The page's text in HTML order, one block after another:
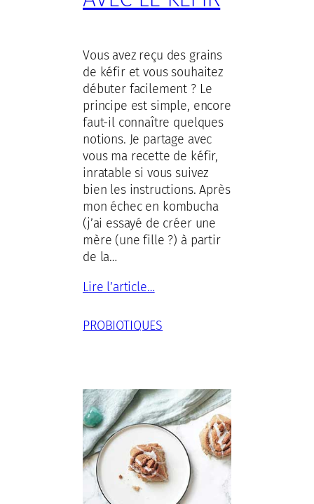
Vous avez reçu des grains
de kéfir et vous souhaitez
débuter facilement ? Le
principe est simple, encore
faut-il connaître quelques
notions. Je partage avec
vous ma recette de kéfir,
inratable si vous suivez
bien les instructions. Après
mon échec en kombucha
(j’ai essayé de créer une
mère (une fille ?) à partir
de la…
Lire l’article…
PROBIOTIQUES